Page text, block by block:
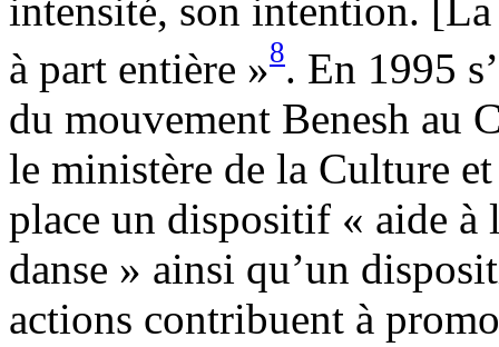
intensité, son intention.
à part entière »8. En 1995
du mouvement Benesh au
le ministère de la Culture
place un dispositif « aide à
danse » ainsi qu’un
actions contribuent à